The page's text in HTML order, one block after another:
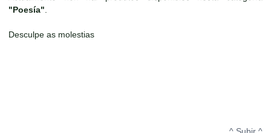
"Poesía"
Desculpe as molestias
^ Subir ^